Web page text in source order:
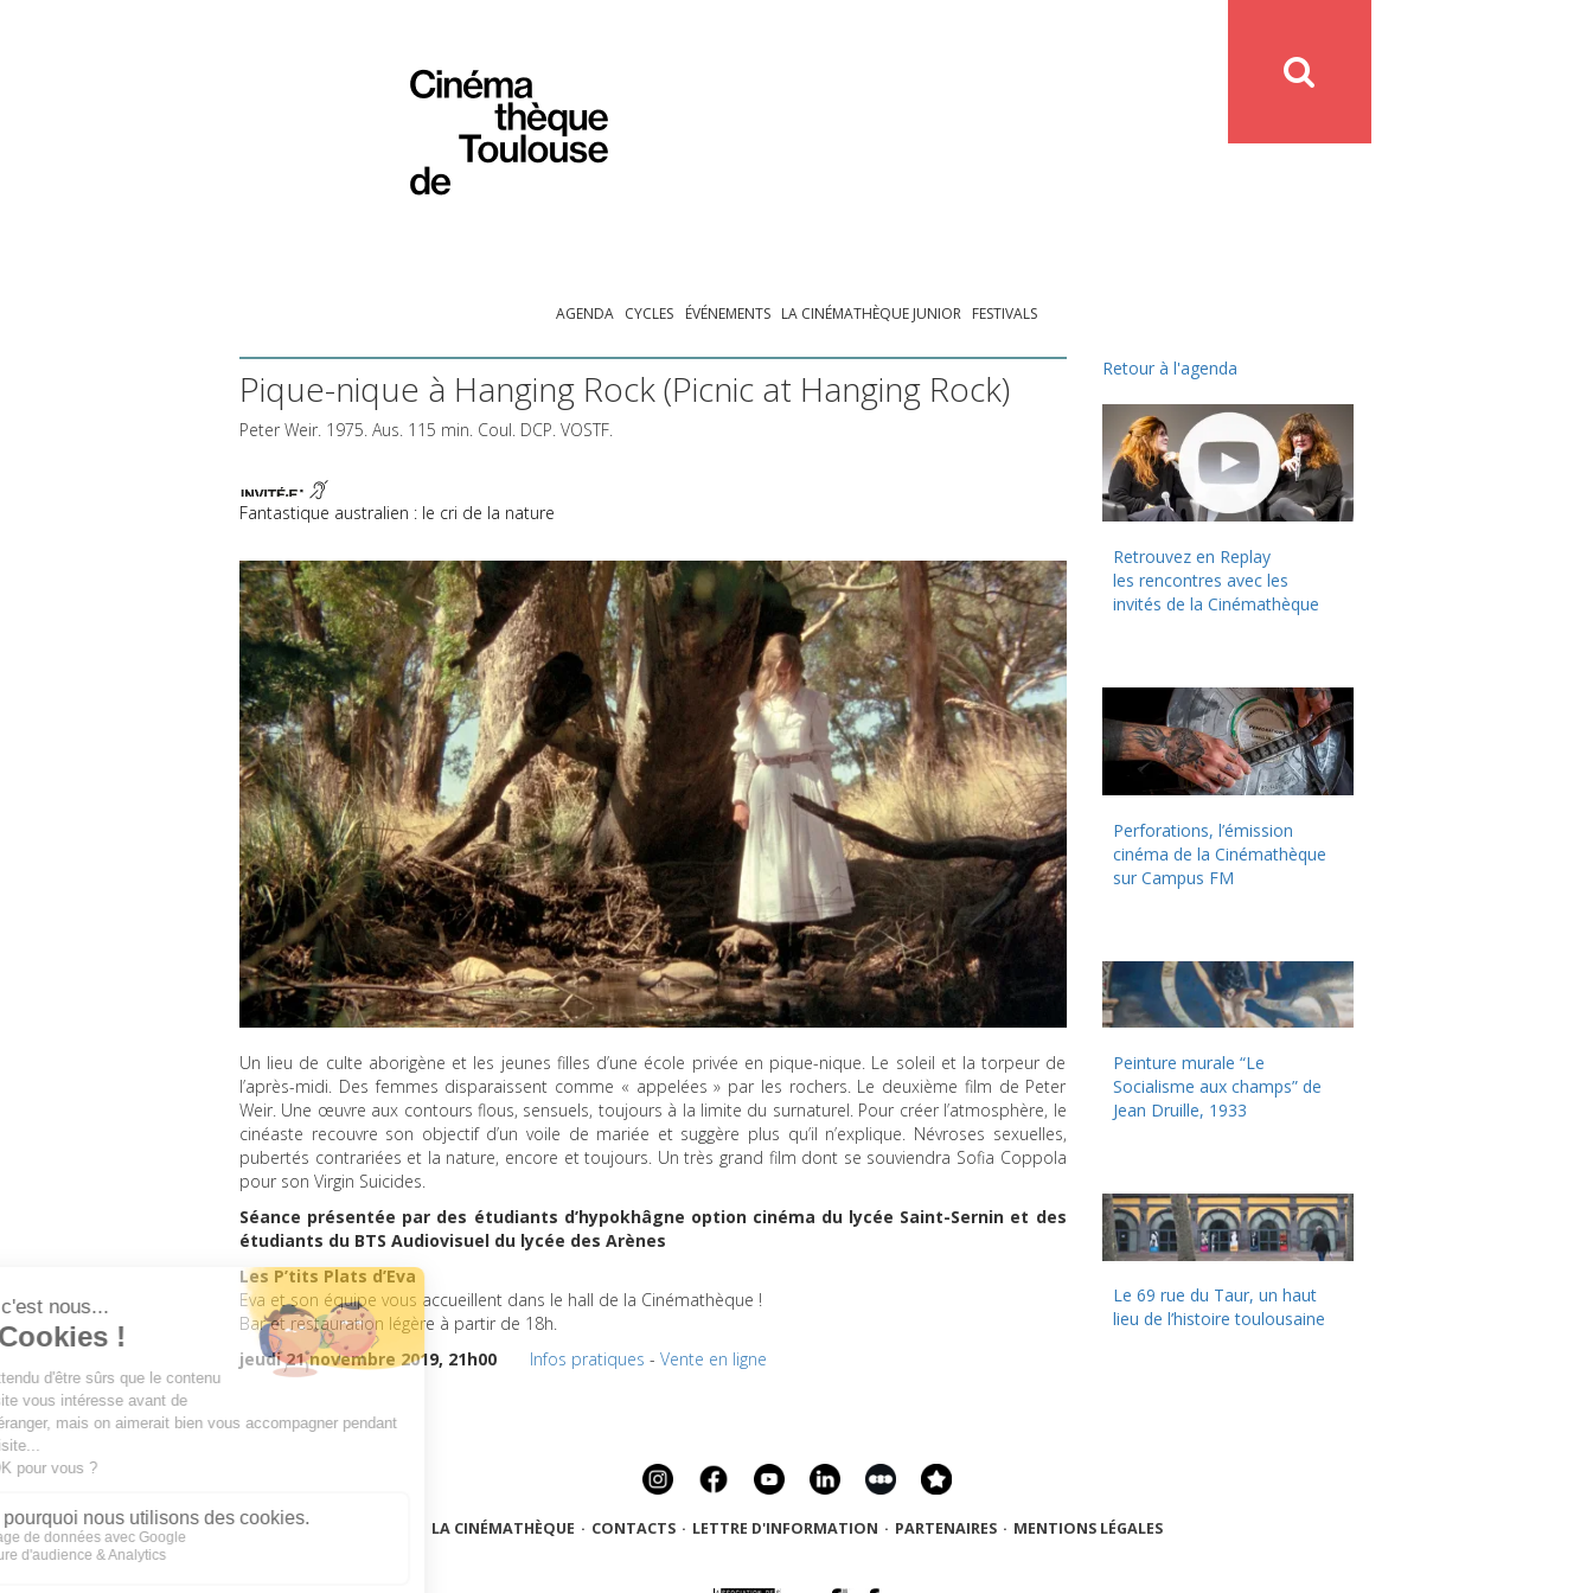
AGENDA CYCLES ÉVÉNEMENTS LA CINÉMATHÈQUE JUNIOR FESTIVALS
Pique-nique à Hanging Rock (Picnic at Hanging Rock)
Peter Weir. 1975. Aus. 115 min. Coul. DCP. VOSTF.
Fantastique australien : le cri de la nature
Un lieu de culte aborigène et les jeunes filles d’une école privée en pique-nique. Le soleil et la torpeur de
l’après-midi. Des femmes disparaissent comme « appelées » par les rochers. Le deuxième film de Peter
Weir. Une œuvre aux contours flous, sensuels, toujours à la limite du surnaturel. Pour créer l’atmosphère, le
cinéaste recouvre son objectif d’un voile de mariée et suggère plus qu’il n’explique. Névroses sexuelles,
pubertés contrariées et la nature, encore et toujours. Un très grand film dont se souviendra Sofia Coppola
pour son Virgin Suicides.
Séance présentée par des étudiants d’hypokhâgne option cinéma du lycée Saint-Sernin et des
étudiants du BTS Audiovisuel du lycée des Arènes
Les P’tits Plats d’Eva
Eva et son équipe vous accueillent dans le hall de la Cinémathèque !
Bar et restauration légère à partir de 18h.
jeudi 21 novembre 2019, 21h00
Infos pratiques - Vente en ligne
Retour à l'agenda
Retrouvez en Replay
les rencontres avec les
invités de la Cinémathèque
Perforations, l’émission
cinéma de la Cinémathèque
sur Campus FM
Peinture murale “Le
Socialisme aux champs” de
Jean Druille, 1933
Le 69 rue du Taur, un haut
lieu de l’histoire toulousaine
LA CINÉMATHÈQUE · CONTACTS · LETTRE D'INFORMATION · PARTENAIRES · MENTIONS LÉGALES